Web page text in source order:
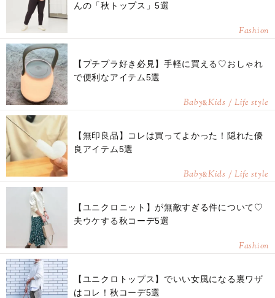
んの「秋トップス」5選
Fashion
【プチプラ好き必見】手軽に買える♡おしゃれ
で便利なアイテム5選
Baby&Kids / Life style
【無印良品】コレは買ってよかった！隠れた優
良アイテム5選
Baby&Kids / Life style
【ユニクロニット】が無敵すぎる件について♡
夫ウケする秋コーデ5選
Fashion
【ユニクロトップス】でいい女風になる裏ワザ
はコレ！秋コーデ5選